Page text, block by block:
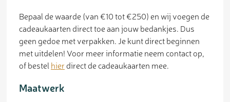
Bepaal de waarde (van €10 tot €250) en wij voegen de
cadeaukaarten direct toe aan jouw bedankjes. Dus
geen gedoe met verpakken. Je kunt direct beginnen
met uitdelen! Voor meer informatie neem contact op,
of bestel hierdirect de cadeaukaarten mee.
Maatwerk